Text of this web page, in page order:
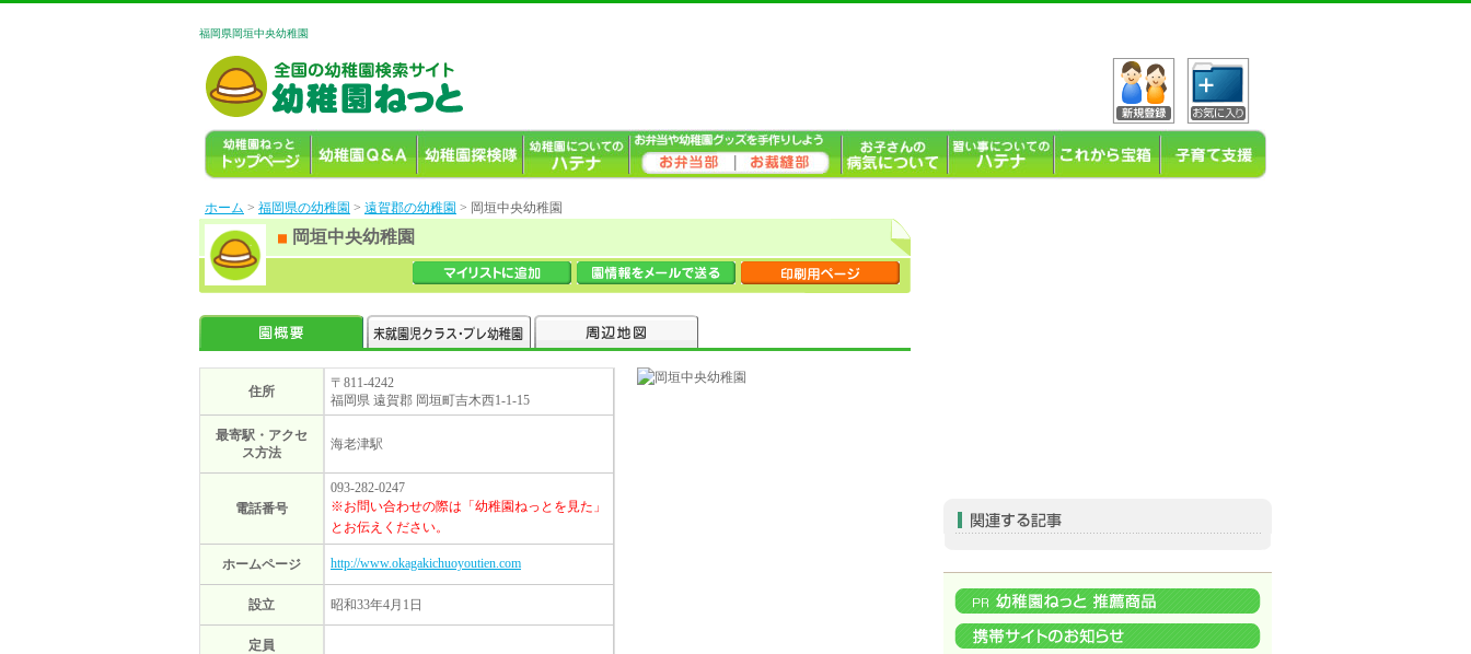
福岡県岡垣中央幼稚園
ホーム > 福岡県の幼稚園 > 遠賀郡の幼稚園 > 岡垣中央幼稚園
岡垣中央幼稚園
住所
〒811-4242
福岡県 遠賀郡 岡垣町吉木西1-1-15
最寄駅・アクセ
ス方法
海老津駅
電話番号
093-282-0247
※お問い合わせの際は「幼稚園ねっとを見た」
とお伝えください。
ホームページ http://www.okagakichuoyoutien.com
設立 昭和33年4月1日
定員